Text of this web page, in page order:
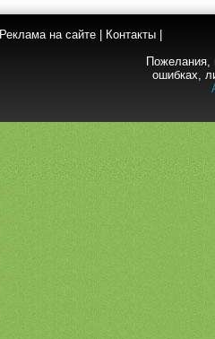
Реклама на сайте Контакты
Пожелания,
ошибках,